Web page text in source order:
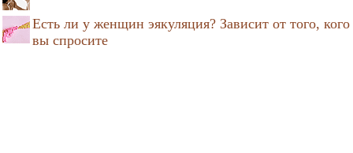
Есть ли у женщин эякуляция? Зависит от того, кого
вы спросите